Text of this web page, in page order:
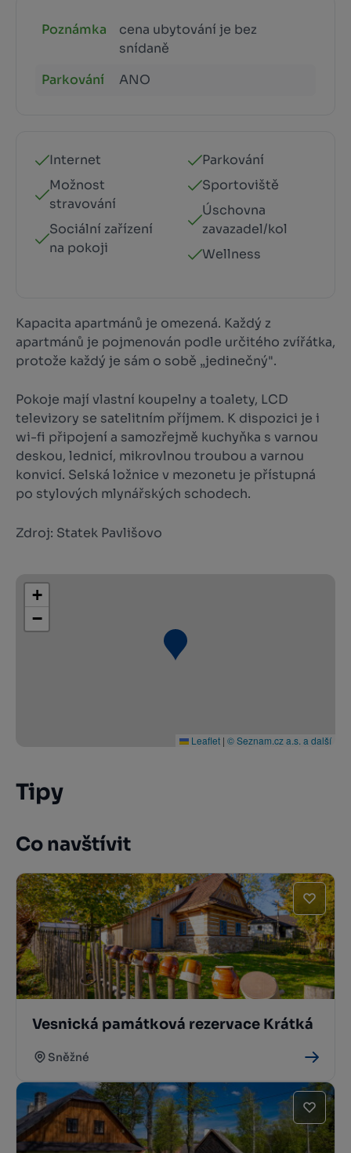
Poznámka
cena ubytování je bez
snídaně
Parkování
ANO
Internet
Možnost
stravování
Sociální zařízení
na pokoji
Parkování
Sportoviště
Úschovna
zavazadel/kol
Wellness
Kapacita apartmánů je omezená. Každý z
apartmánů je pojmenován podle určitého zvířátka,
protože každý je sám o sobě „jedinečný".
Pokoje mají vlastní koupelny a toalety, LCD
televizory se satelitním příjmem. K dispozici je i
wi-fi připojení a samozřejmě kuchyňka s varnou
deskou, lednicí, mikrovlnou troubou a varnou
konvicí. Selská ložnice v mezonetu je přístupná
po stylových mlynářských schodech.
Zdroj: Statek Pavlišovo
+
−
Leaflet | © Seznam.cz a.s. a další
Tipy
Co navštívit
Vesnická památková rezervace Krátká
Sněžné